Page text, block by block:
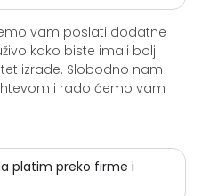
vam poslati dodatne
kako biste imali bolji
izrade. Slobodno nam
i rado ćemo vam
platim preko firme i